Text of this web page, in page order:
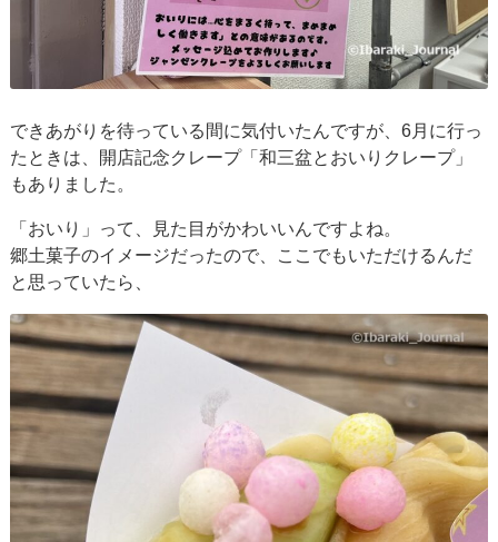
できあがりを待っている間に気付いたんですが、6月に行っ
たときは、開店記念クレープ「和三盆とおいりクレープ」
もありました。
「おいり」って、見た目がかわいいんですよね。
郷土菓子のイメージだったので、ここでもいただけるんだ
と思っていたら、